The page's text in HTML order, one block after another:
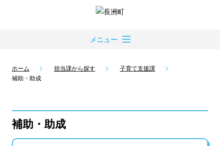
メニュー
ホーム 担当課から探す
子育て支援課
補助・助成
補助・助成